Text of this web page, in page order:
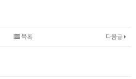
다음글
목록